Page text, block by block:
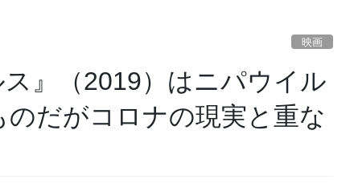
映画
ス』（2019）はニパウイル
だがコロナの現実と重な